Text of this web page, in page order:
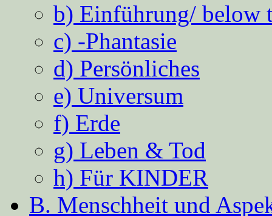
b) Einführung/ below
c) -Phantasie
d) Persönliches
e) Universum
f) Erde
g) Leben & Tod
h) Für KINDER
B. Menschheit und